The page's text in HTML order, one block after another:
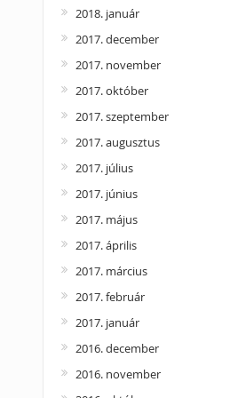
2018. január
2017. december
2017. november
2017. október
2017. szeptember
2017. augusztus
2017. július
2017. június
2017. május
2017. április
2017. március
2017. február
2017. január
2016. december
2016. november